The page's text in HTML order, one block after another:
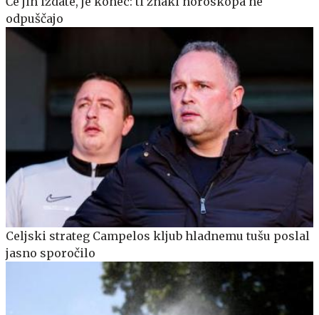
odpuščajo
Celjski strateg Campelos kljub hladnemu tušu poslal
jasno sporočilo